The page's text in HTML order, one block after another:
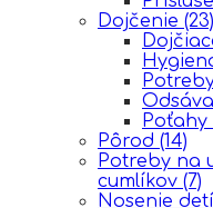
Dojčenie (23)
Pôrod (14)
Potreby na
cumlíkov (7)
Nosenie